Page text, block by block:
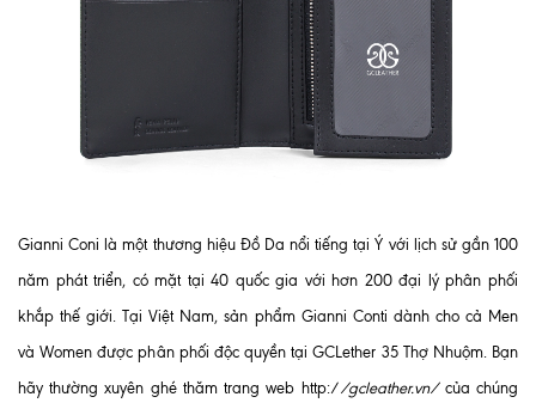
Gianni Coni là một thương hiệu Đồ Da nổi tiếng tại Ý với lịch sử gần 100
năm phát triển, có mặt tại 40 quốc gia với hơn 200 đại lý phân phối
khắp thế giới. Tại Việt Nam, sản phẩm Gianni Conti dành cho cả Men
và Women được phân phối độc quyền tại GCLether 35 Thợ Nhuộm. Bạn
hãy thường xuyên ghé thăm trang web http://gcleather.vn/ của chúng